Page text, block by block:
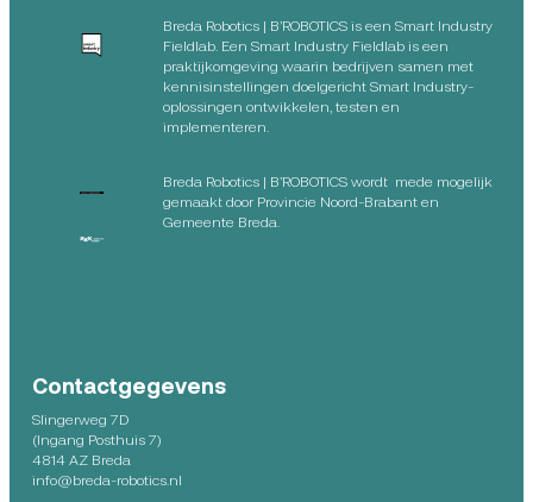
Breda Robotics | B’ROBOTICS is een Smart Industry
Fieldlab. Een Smart Industry Fieldlab is een
praktijkomgeving waarin bedrijven samen met
kennisinstellingen doelgericht Smart Industry-
oplossingen ontwikkelen, testen en
implementeren.
Breda Robotics | B’ROBOTICS wordt mede mogelijk
gemaakt door Provincie Noord-Brabant en
Gemeente Breda.
Contactgegevens
Slingerweg 7D
(Ingang Posthuis 7)
4814 AZ Breda
info@breda-robotics.nl